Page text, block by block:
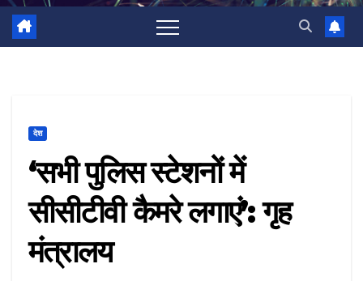
देश
‘सभी पुलिस स्टेशनों में
सीसीटीवी कैमरे लगाएं’: गृह
मंत्रालय